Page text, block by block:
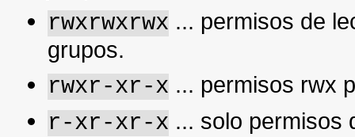
rwxrwxrwx ... permisos de
grupos.
rwxr-xr-x ... permisos rwx
r-xr-xr-x ... solo permisos